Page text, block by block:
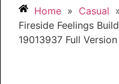
Home » Casual
Fireside Feelings Build
19013937 Full Version